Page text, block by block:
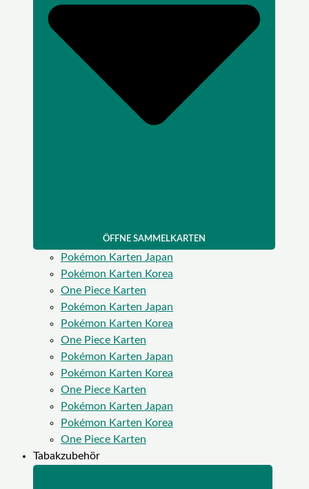
ÖFFNE SAMMELKARTEN
Pokémon Karten Japan
Pokémon Karten Korea
One Piece Karten
Pokémon Karten Japan
Pokémon Karten Korea
One Piece Karten
Pokémon Karten Japan
Pokémon Karten Korea
One Piece Karten
Pokémon Karten Japan
Pokémon Karten Korea
One Piece Karten
Tabakzubehör